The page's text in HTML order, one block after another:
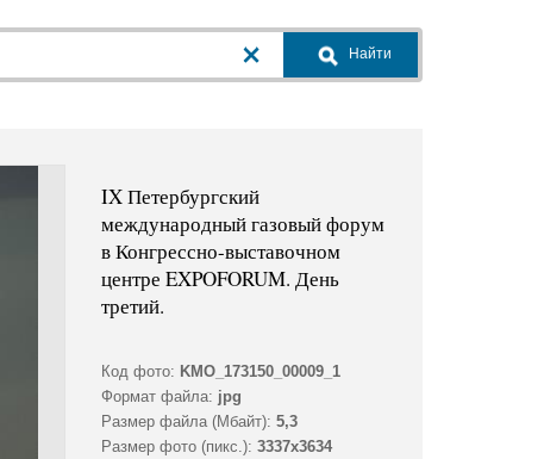
Найти
IX Петербургский
международный газовый форум
в Конгрессно-выставочном
центре EXPOFORUM. День
третий.
Код фото: KMO_173150_00009_1
Формат файла: jpg
Размер файла (Мбайт): 5,3
Размер фото (пикс.): 3337x3634